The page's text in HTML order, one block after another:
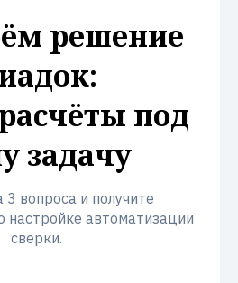
решение
под
задачу
3 вопроса и получите
автоматизации
сверки.